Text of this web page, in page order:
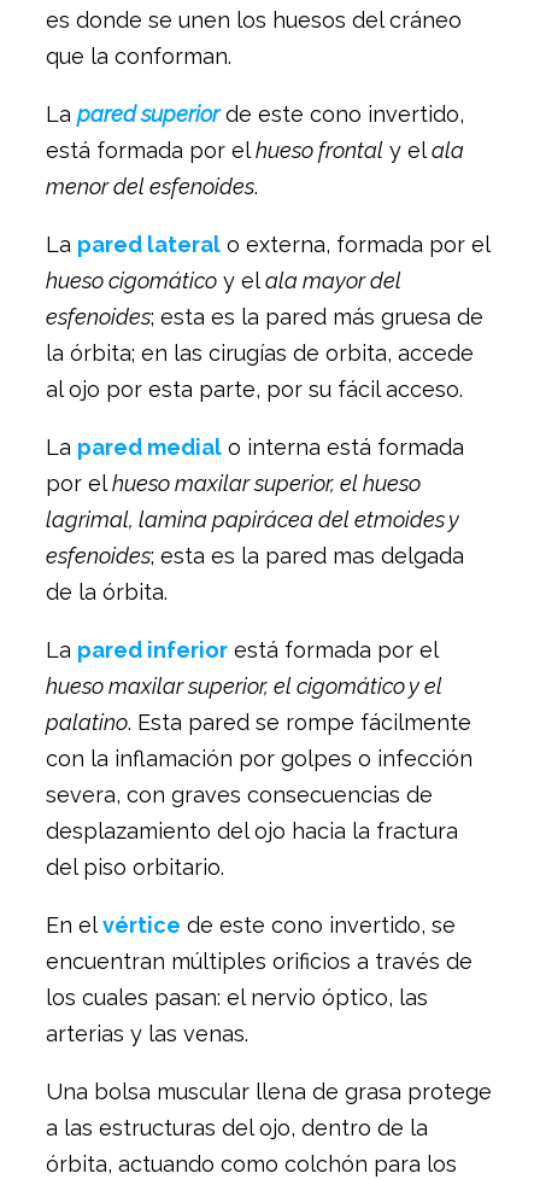
es donde se unen los huesos del cráneo
que la conforman.
La pared superiorde este cono invertido,
está formada por elhueso frontal y elala
menor del esfenoides.
La pared lateral o externa, formada por el
hueso cigomático y elala mayor del
esfenoides; esta es la pared más gruesa de
la órbita; en las cirugías de orbita, accede
al ojo por esta parte, por su fácil acceso.
La pared medial o interna está formada
por elhueso maxilar superior, el hueso
lagrimal, lamina papirácea del etmoides y
esfenoides; esta es la pared mas delgada
de la órbita.
La pared inferior está formada por el
hueso maxilar superior, el cigomático y el
palatino. Esta pared se rompe fácilmente
con la inflamación por golpes o infección
severa, con graves consecuencias de
desplazamiento del ojo hacia la fractura
del piso orbitario.
En elvértice de este cono invertido, se
encuentran múltiples orificios a través de
los cuales pasan: el nervio óptico, las
arterias y las venas.
Una bolsa muscular llena de grasa protege
a las estructuras del ojo, dentro de la
órbita, actuando como colchón para los